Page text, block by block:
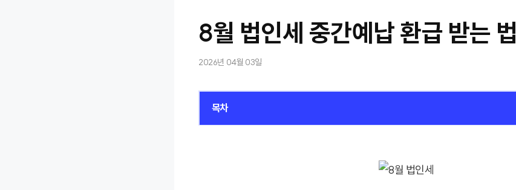
8월 법인세 중간예납 환급 받는 법
2026년 04월 03일
목차